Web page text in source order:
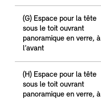
(G) Espace pour la tête
sous le toit ouvrant
panoramique en verre, à
l’avant
(H) Espace pour la tête
sous le toit ouvrant
panoramique en verre, à